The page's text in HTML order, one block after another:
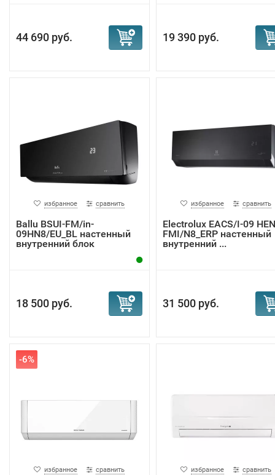
44 690 руб. 19 390 руб.
избранное сравнить
Ballu BSUI-FM/in-
09HN8/EU_BL настенный
внутренний блок
18 500 руб.
избранное сравнить
Electrolux EACS/I-09 HEN
FMI/N8_ERP настенный
внутренний ...
31 500 руб.
-6%
избранное сравнить избранное сравнить